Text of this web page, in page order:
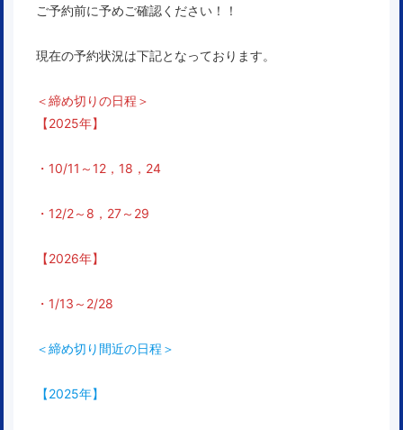
ご予約前に予めご確認ください！！
現在の予約状況は下記となっております。
＜締め切りの日程＞
【2025年】
・10/11～12，18，24
・12/2～8，27～29
【2026年】
・1/13～2/28
＜締め切り間近の日程＞
【2025年】